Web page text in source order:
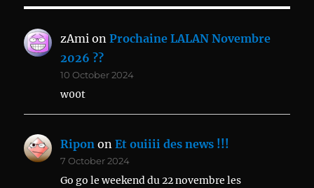
zAmi onProchaine LALAN Novembre
2026 ??
10 October 2024
w00t
Ripon onEt ouiiii des news !!!
7 October 2024
Go go le weekend du 22 novembre les